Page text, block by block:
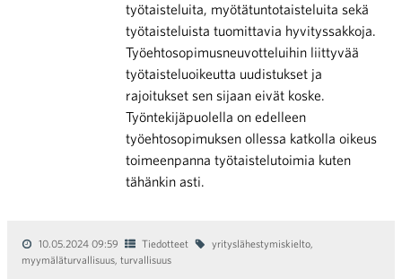
työtaisteluita, myötätuntotaisteluita sekä
työtaisteluista tuomittavia hyvityssakkoja.
Työehtosopimusneuvotteluihin liittyvää
työtaisteluoikeutta uudistukset ja
rajoitukset sen sijaan eivät koske.
Työntekijäpuolella on edelleen
työehtosopimuksen ollessa katkolla oikeus
toimeenpanna työtaistelutoimia kuten
tähänkin asti.
10.05.2024 09:59 Tiedotteet yrityslähestymiskielto,
myymäläturvallisuus, turvallisuus